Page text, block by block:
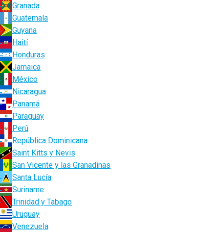
Granada
Guatemala
Guyana
Haití
Honduras
Jamaica
México
Nicaragua
Panamá
Paraguay
Perú
República Dominicana
Saint Kitts y Nevis
San Vicente y las Granadinas
Santa Lucía
Suriname
Trinidad y Tabago
Uruguay
Venezuela